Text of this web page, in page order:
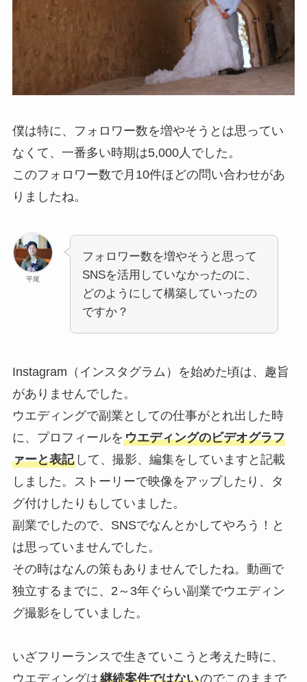
僕は特に、フォロワー数を増やそうとは思ってい
なくて、一番多い時期は5,000人でした。
このフォロワー数で月10件ほどの問い合わせがあ
りましたね。
平尾
フォロワー数を増やそうと思って
SNSを活用していなかったのに、
どのようにして構築していったの
ですか？
Instagram（インスタグラム）を始めた頃は、趣旨
がありませんでした。
ウエディングで副業としての仕事がとれ出した時
に、プロフィールをウエディングのビデオグラフ
ァーと表記して、撮影、編集をしていますと記載
しました。ストーリーで映像をアップしたり、タ
グ付けしたりもしていました。
副業でしたので、SNSでなんとかしてやろう！と
は思っていませんでした。
その時はなんの策もありませんでしたね。動画で
独立するまでに、2～3年ぐらい副業でウエディン
グ撮影をしていました。
いざフリーランスで生きていこうと考えた時に、
ウエディングは継続案件ではないのでこのままで